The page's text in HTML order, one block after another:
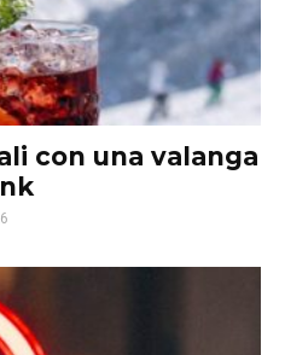
con una valanga